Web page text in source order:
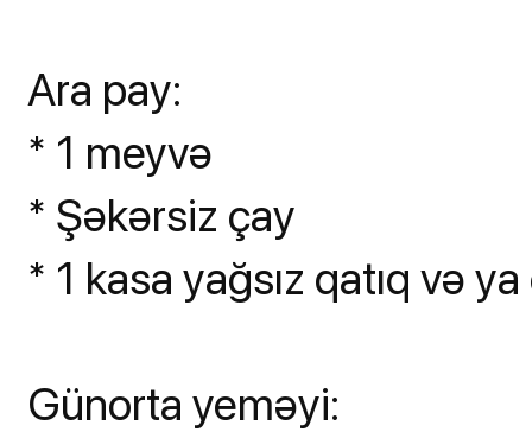
Ara pay:
* 1 meyvə
* Şəkərsiz çay
* 1 kasa yağsız qatıq və ya
Günorta yeməyi: